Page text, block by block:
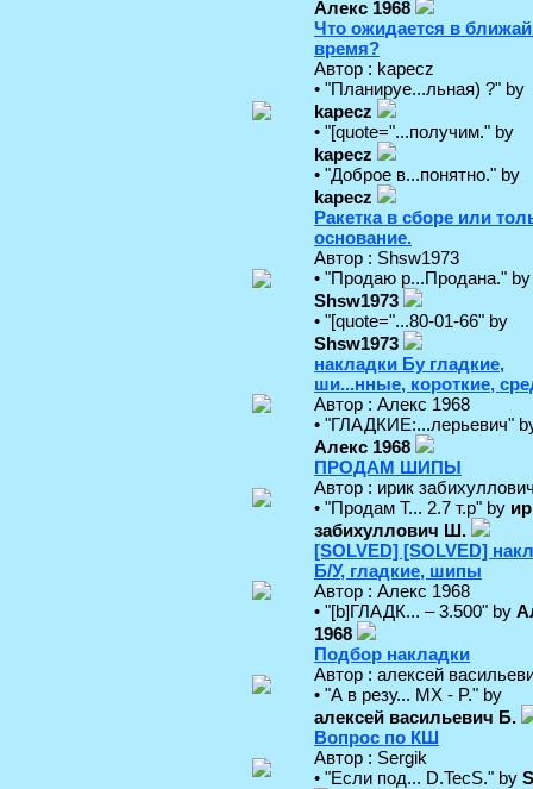
Алекс 1968
Что ожидается в
время?
Автор : kapecz
• "Планируе...льная) ?" by
kapecz
• "[quote="...получим." by
kapecz
• "Доброе в...понятно." by
kapecz
Ракетка в сборе или
основание.
Автор : Shsw1973
• "Продаю р...Продана." by
Shsw1973
• "[quote="...80-01-66" by
Shsw1973
накладки Бу гладкие,
ши...нные, короткие,
Автор : Алекс 1968
• "ГЛАДКИЕ:...лерьевич"
Алекс 1968
ПРОДАМ ШИПЫ
Автор : ирик
• "Продам T... 2.7 т.р" by
забихуллович Ш.
[SOLVED] [SOLVED]
Б/У, гладкие, шипы
Автор : Алекс 1968
• "[b]ГЛАДК... – 3.500" by
1968
Подбор накладки
Автор : алексей
• "А в резу... MX - P." by
алексей васильевич Б.
Вопрос по КШ
Автор : Sergik
• "Если под... D.TecS." by